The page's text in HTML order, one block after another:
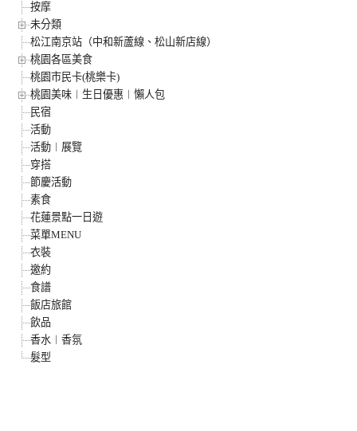
按摩
未分類
松江南京站（中和新蘆線、松山新店線）
桃園各區美食
桃園市民卡(桃樂卡)
桃園美味︱生日優惠︱懶人包
民宿
活動
活動︱展覽
穿搭
節慶活動
素食
花蓮景點一日遊
菜單MENU
衣裝
邀約
食譜
飯店旅館
飲品
香水︱香氛
髮型